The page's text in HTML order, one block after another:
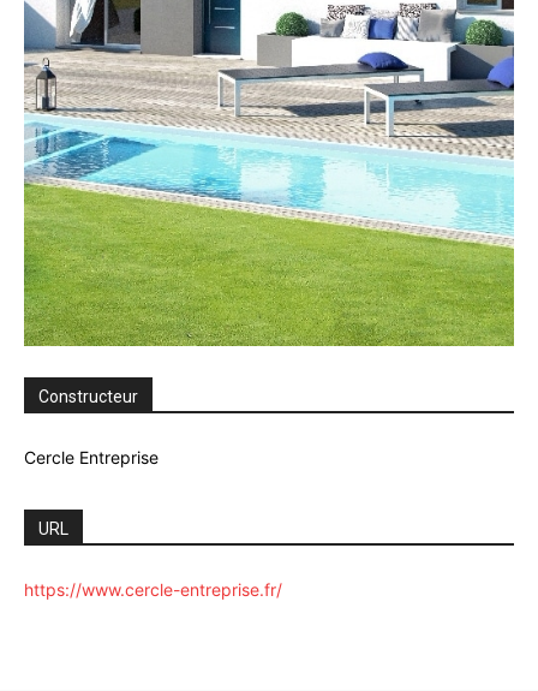
Constructeur
Cercle Entreprise
URL
https://www.cercle-entreprise.fr/